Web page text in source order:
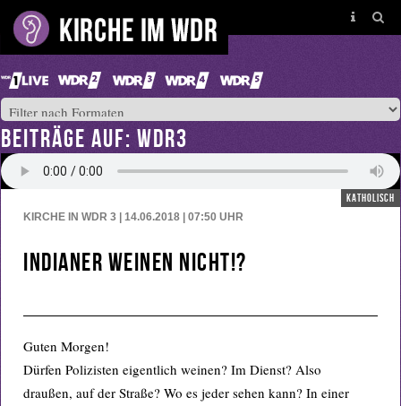
BEITRÄGE AUF: WDR3
katholisch
KIRCHE IN WDR 3 | 14.06.2018 | 07:50 UHR
Indianer weinen nicht!?
Guten Morgen!
Dürfen Polizisten eigentlich weinen? Im Dienst? Also
draußen, auf der Straße? Wo es jeder sehen kann? In einer